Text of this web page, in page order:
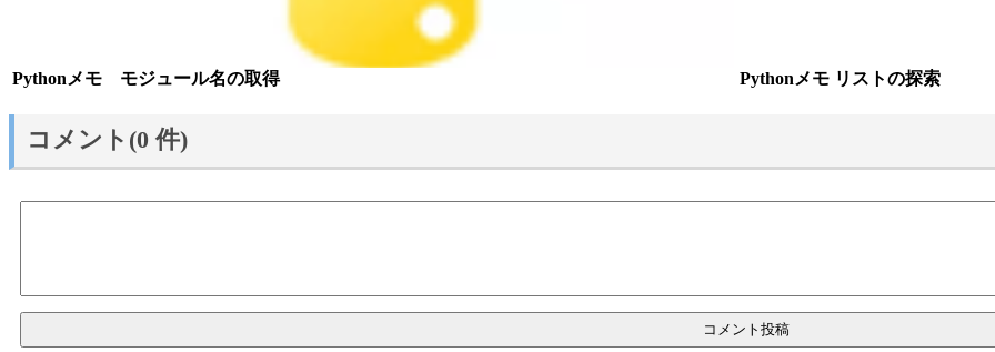
Pythonメモ モジュール名の取得 Pythonメモ リストの探索
コメント(0 件)